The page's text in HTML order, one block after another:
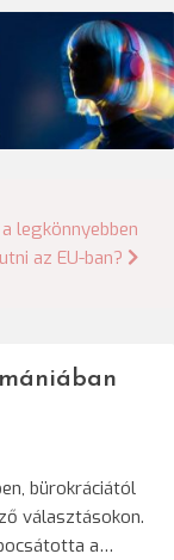
legkönnyebben
az EU-ban?
bürokráciától
választásokon.
a…